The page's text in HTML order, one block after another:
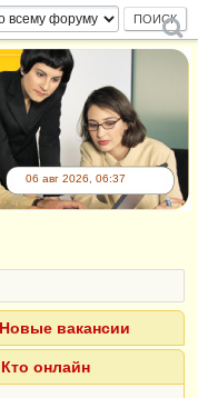
06 авг 2026, 06:37
Новые вакансии
Кто онлайн